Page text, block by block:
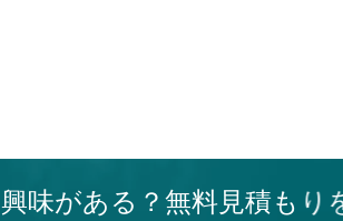
興味がある？無料見積もり